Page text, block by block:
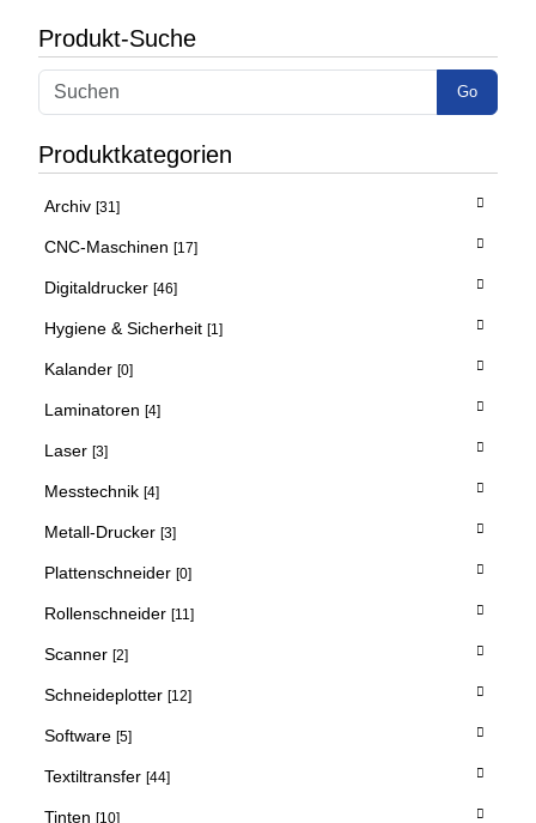
Produkt-Suche
Go
Produktkategorien
Archiv [31]
CNC-Maschinen [17]
Digitaldrucker [46]
Hygiene & Sicherheit [1]
Kalander [0]
Laminatoren [4]
Laser [3]
Messtechnik [4]
Metall-Drucker [3]
Plattenschneider [0]
Rollenschneider [11]
Scanner [2]
Schneideplotter [12]
Software [5]
Textiltransfer [44]
Tinten [10]